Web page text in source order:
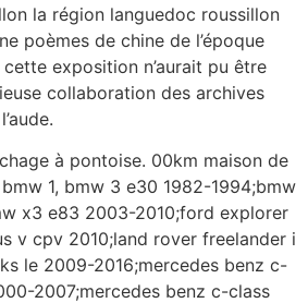
la région languedoc roussillon
poèmes de chine de l’époque
exposition n’aurait pu être
collaboration des archives
à pontoise. 00km maison de
1, bmw 3 e30 1982-1994;bmw
x3 e83 2003-2010;ford explorer
v cpv 2010;land rover freelander i
le 2009-2016;mercedes benz c-
2007;mercedes benz c-class